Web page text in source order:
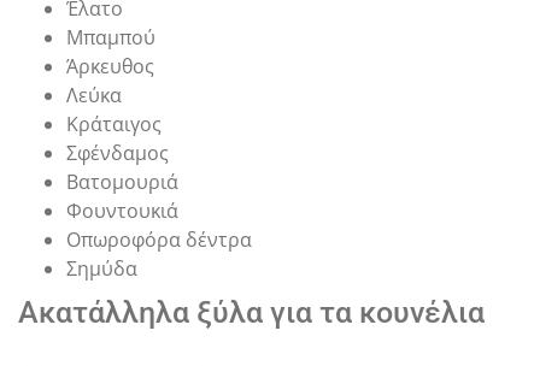
Έλατο
Μπαμπού
Άρκευθος
Λεύκα
Κράταιγος
Σφένδαμος
Βατομουριά
Φουντουκιά
Οπωροφόρα δέντρα
Σημύδα
Ακατάλληλα ξύλα για τα κουνέλια